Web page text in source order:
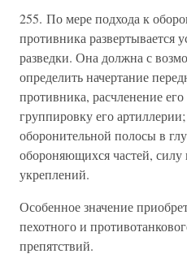
255. По мере подхода к
противника развертывается
разведки. Она должна с
определить начертание
противника, расчленение
группировку его
оборонительной полосы в
обороняющихся частей,
укреплений.
Особенное значение
пехотного и
препятствий.